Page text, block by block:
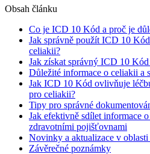
Obsah článku
Co je ​ICD 10 Kód a proč je
Jak správně použít ICD ‍10
celiakii?
Jak získat správný ⁢ICD 10
Důležité‍ informace o celiakii ‍a
Jak ICD 10⁣ Kód ovlivňuje
pro celiakii?
Tipy pro správné⁤
Jak efektivně sdílet informace
zdravotními pojišťovnami
Novinky a aktualizace v
Závěrečné poznámky